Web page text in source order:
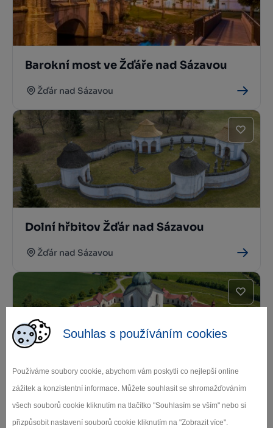
Souhlas s používáním cookies
Používáme soubory cookie, abychom vám poskytli co nejlepší online
zážitek a konzistentní informace. Můžete souhlasit se shromažďováním
všech souborů cookie kliknutím na tlačítko "Souhlasím se vším" nebo si
přizpůsobit nastavení souborů cookie kliknutím na "Zobrazit více".
Barokní most ve Žďáře nad Sázavou
Žďár nad Sázavou
Dolní hřbitov Žďár nad Sázavou
Žďár nad Sázavou
Poutní kostel sv. Jana Nepomuckého
na Zelené hoře (UNESCO)